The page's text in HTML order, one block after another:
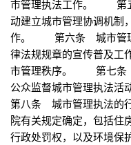
市管理执法工作。 第
动建立城市管理协调机制
作。 第六条 城市管理
律法规规章的宣传普及工
市管理秩序。 第七条
公众监督城市管理执法
第八条 城市管理执法的
院有关规定确定，包括住
行政处罚权，以及环境保